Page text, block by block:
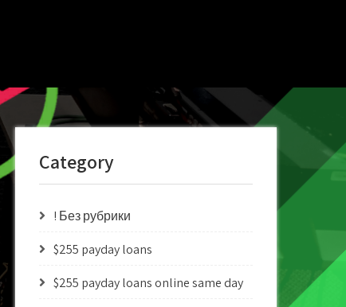
Category
! Без рубрики
$255 payday loans
$255 payday loans online same day